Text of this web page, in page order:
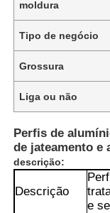
moldura
Tipo de negócio
Grossura
Liga ou não
Perfis de
de jateamento e
descrição:
Descrição
e